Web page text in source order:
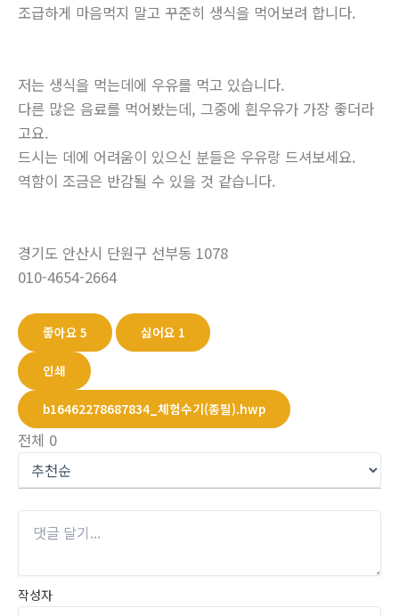
조급하게 마음먹지 말고 꾸준히 생식을 먹어보려 합니다.
저는 생식을 먹는데에 우유를 먹고 있습니다.
다른 많은 음료를 먹어봤는데, 그중에 흰우유가 가장 좋더라
고요.
드시는 데에 어려움이 있으신 분들은 우유랑 드셔보세요.
역함이 조금은 반감될 수 있을 것 같습니다.
경기도 안산시 단원구 선부동 1078
010-4654-2664
좋아요 5 싫어요 1
인쇄
b16462278687834_체험수기(종필).hwp
전체 0
작성자